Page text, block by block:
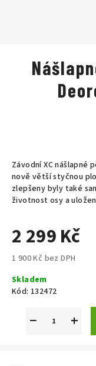
Závodní XC nášlapné
nově větší styčnou
zlepšeny byly také
životnost osy a
2 299 Kč
1 900 Kč bez DPH
cena:
Skladem
Kód: 132472
+
−